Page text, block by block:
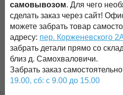
самовывозом. Для чего
сделать заказ через сайт!
можете забрать товар
адресу: пер. Корженевского
забрать детали прямо со
близ д. Самохваловичи.
Забрать заказ
19.00, сб: с 9.00 до 15.00